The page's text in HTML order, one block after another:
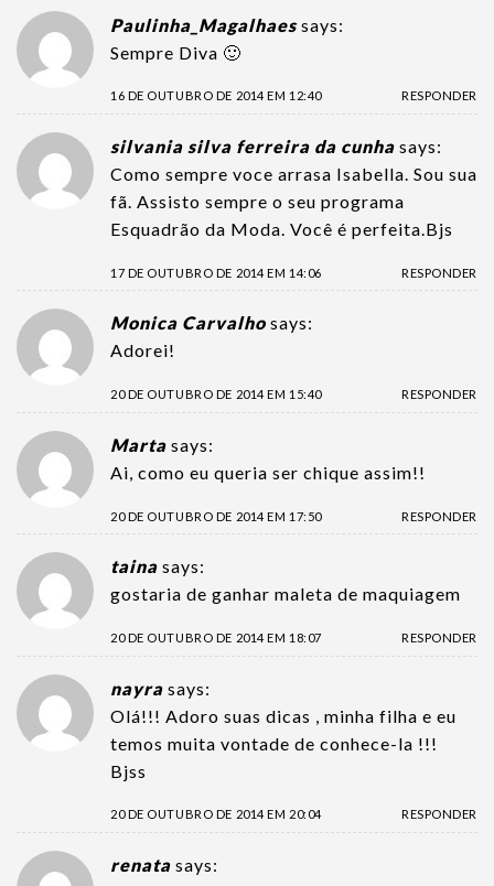
Paulinha_Magalhaes says:
Sempre Diva 🙂
16 DE OUTUBRO DE 2014 EM 12:40 RESPONDER
silvania silva ferreira da cunha says:
Como sempre voce arrasa Isabella. Sou sua
fã. Assisto sempre o seu programa
Esquadrão da Moda. Você é perfeita.Bjs
17 DE OUTUBRO DE 2014 EM 14:06 RESPONDER
Monica Carvalho says:
Adorei!
20 DE OUTUBRO DE 2014 EM 15:40 RESPONDER
Marta says:
Ai, como eu queria ser chique assim!!
20 DE OUTUBRO DE 2014 EM 17:50 RESPONDER
taina says:
gostaria de ganhar maleta de maquiagem
20 DE OUTUBRO DE 2014 EM 18:07 RESPONDER
nayra says:
Olá!!! Adoro suas dicas , minha filha e eu
temos muita vontade de conhece-la !!!
Bjss
20 DE OUTUBRO DE 2014 EM 20:04 RESPONDER
renata says: